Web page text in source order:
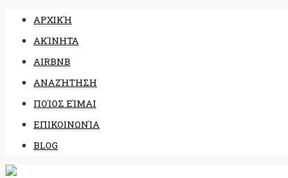
ΑΡΧΙΚΉ
ΑΚΊΝΗΤΑ
AIRBNB
ΑΝΑΖΉΤΗΣΗ
ΠΟΊΟΣ ΕΊΜΑΙ
ΕΠΙΚΟΙΝΩΝΊΑ
BLOG